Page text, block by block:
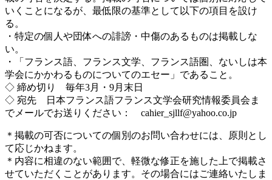
いくことになるが、最低限の基準として以下の項目を設け
る。
・特定の個人や団体への誹謗・中傷のあるものは掲載しな
い。
・「フランス語、フランス文学、フランス語圏、ないしは本
学会にかかわるものについてのエセー」であること。
◇ 締め切り 毎年3月・9月末日
◇ 宛先 日本フランス語フランス文学会研究情報委員会ま
でメールでお送りください： cahier_sjllf@yahoo.co.jp
＊掲載の可否についての個別のお問い合わせには、原則とし
て応じかねます。
＊内容に相違のない範囲で、軽微な修正を施した上で掲載さ
せていただくことがあります。その場合にはご連絡いたしま